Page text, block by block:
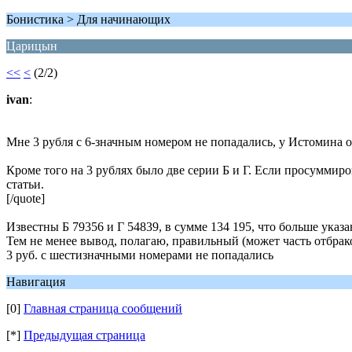
Бонистика > Для начинающих
Царицын
<< < (2/2)
ivan:
Мне 3 рубля с 6-значным номером не попадались, у Истомина
Кроме того на 3 рублях было две серии Б и Г. Если
статьи.
[/quote]
Известны Б 79356 и Г 54839, в сумме 134 195, что больше
Тем не менее вывод, полагаю, правильный (может часть
3 руб. с шестизначными номерами не попадались
Навигация
[0] Главная страница сообщений
[*] Предыдущая страница